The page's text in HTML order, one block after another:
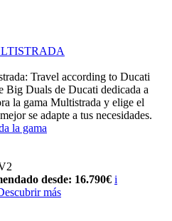
Travel according to Ducati
Big Duals de Ducati dedicada a
la gama Multistrada y elige el
se adapte a tus necesidades.
la gama
desde: 16.790€ i
más